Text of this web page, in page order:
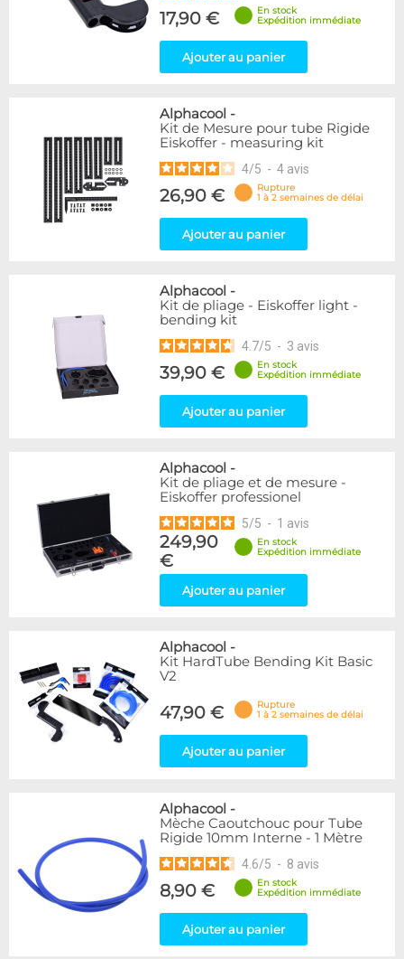
17,90 €
En stock
Expédition immédiate
Ajouter au panier
Alphacool -
Kit de Mesure pour tube Rigide
Eiskoffer - measuring kit
4/5 - 4 avis
26,90 €
Rupture
1 à 2 semaines de délai
Ajouter au panier
Alphacool -
Kit de pliage - Eiskoffer light -
bending kit
4.7/5 - 3 avis
39,90 €
En stock
Expédition immédiate
Ajouter au panier
Alphacool -
Kit de pliage et de mesure -
Eiskoffer professionel
5/5 - 1 avis
249,90
€
En stock
Expédition immédiate
Ajouter au panier
Alphacool -
Kit HardTube Bending Kit Basic
V2
47,90 €
Rupture
1 à 2 semaines de délai
Ajouter au panier
Alphacool -
Mèche Caoutchouc pour Tube
Rigide 10mm Interne - 1 Mètre
4.6/5 - 8 avis
8,90 €
En stock
Expédition immédiate
Ajouter au panier